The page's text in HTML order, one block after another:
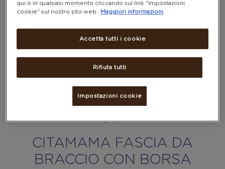
CITAMAMA FASCIA DA
BRACCIO CON BORSA
qui o in qualsiasi momento cliccando sul link "Impostazioni
cookie" sul nostro sito web.
Maggiori informazioni
Rifiuta tutti
Accetta tutti i cookie
Impostazioni cookie